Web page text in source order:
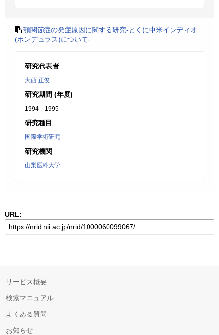
顎関節症の発症原因に関する研究-とくに中米インディオ
(ホンデュラス)について-
研究代表者
大西 正俊
研究期間 (年度)
1994 – 1995
研究種目
国際学術研究
研究機関
山梨医科大学
URL:
サービス概要
検索マニュアル
よくある質問
お知らせ